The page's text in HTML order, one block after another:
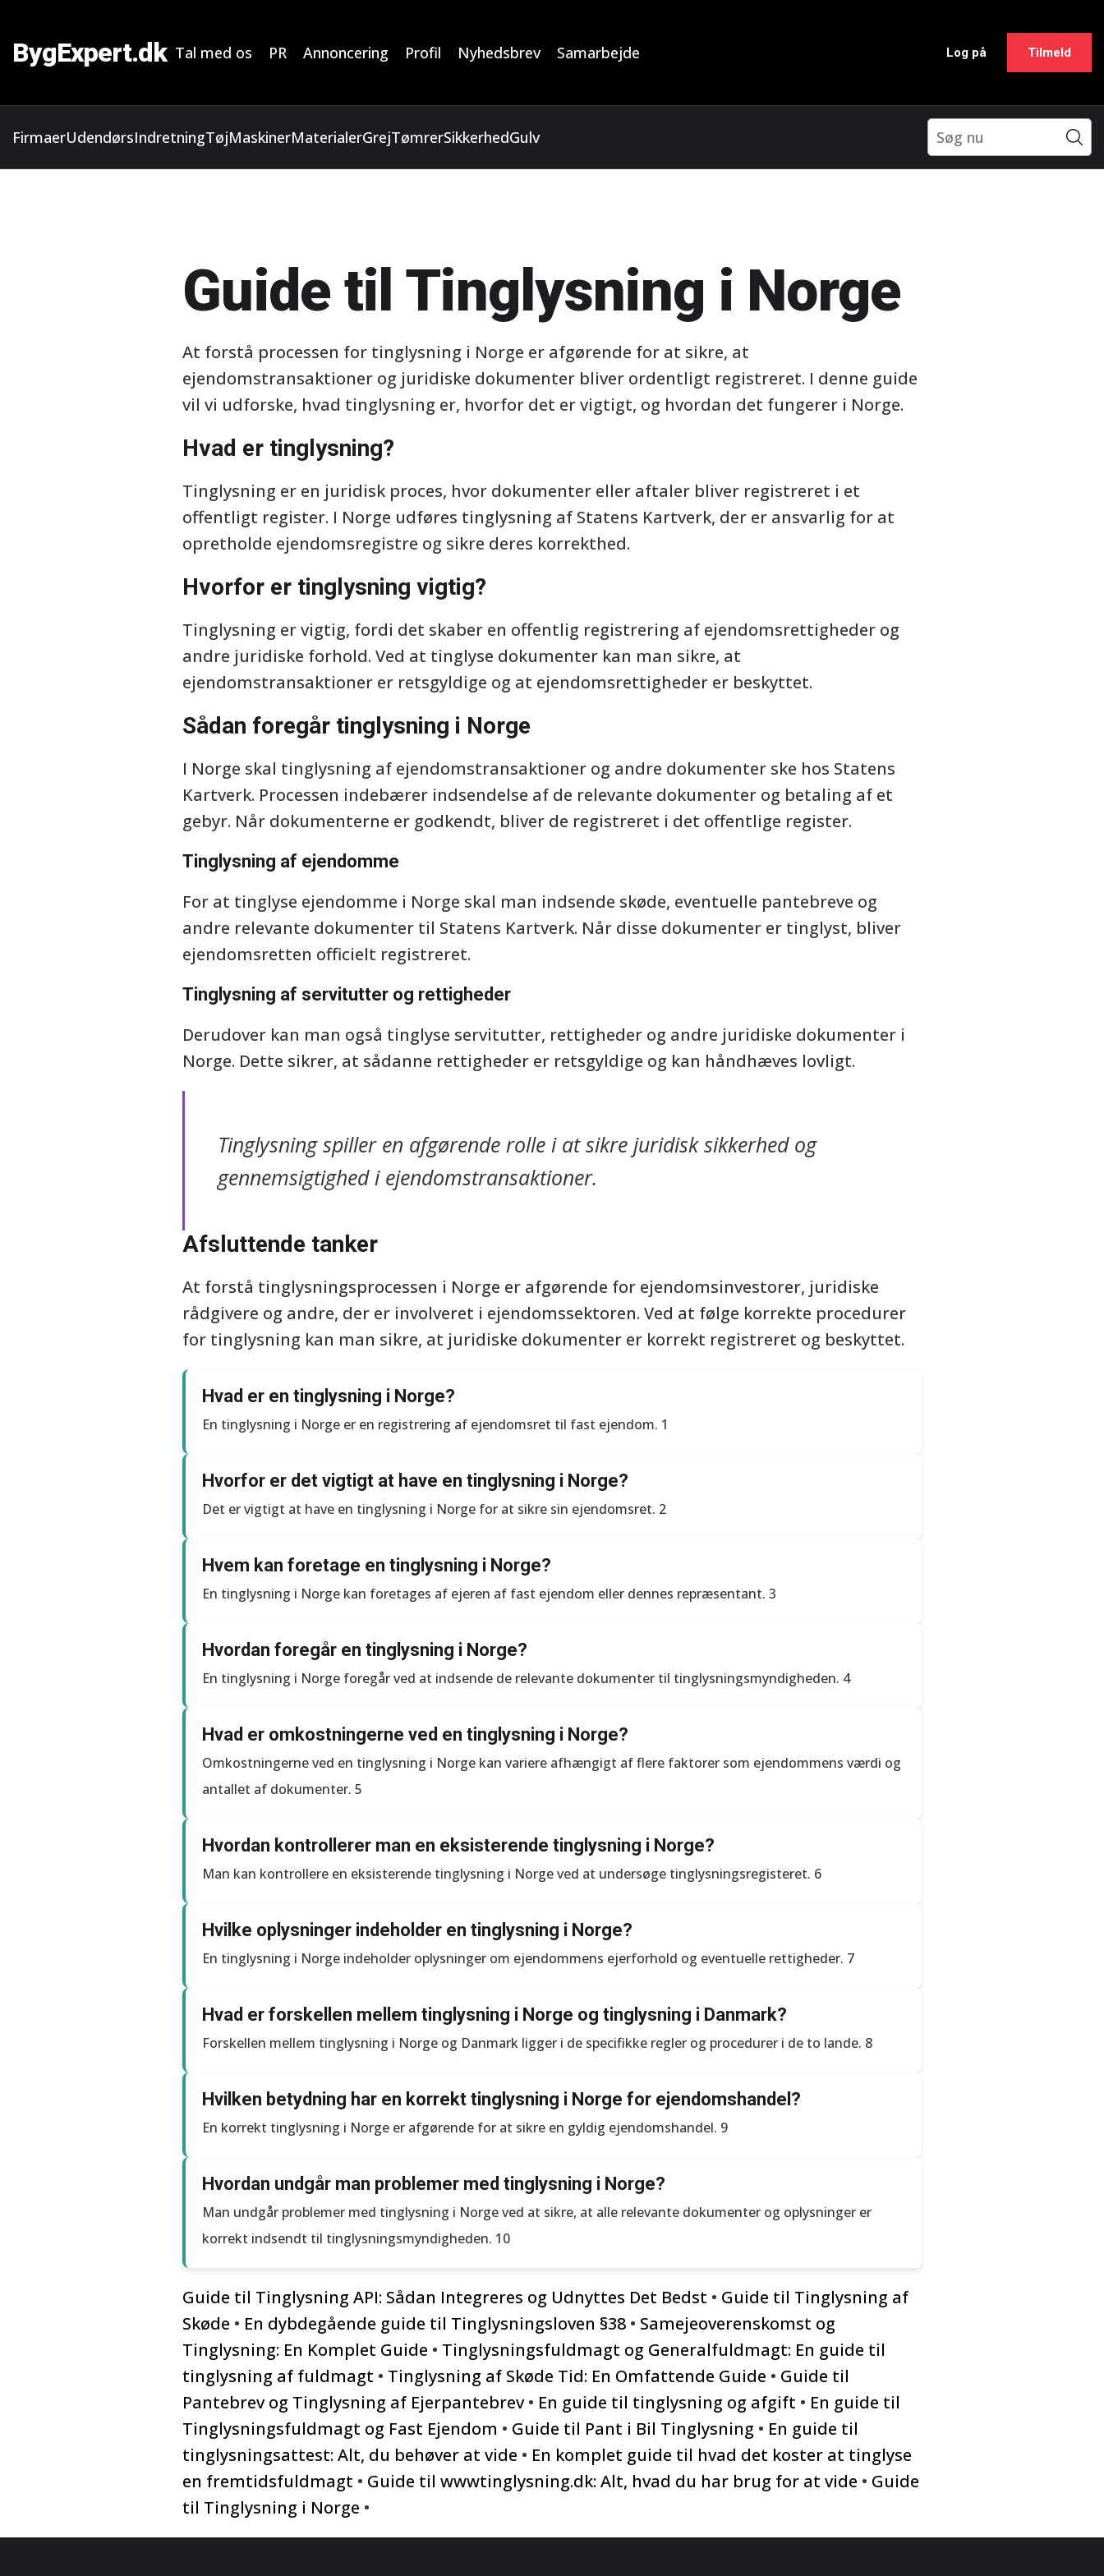
BygExpert.dk Tal med os PR Annoncering Profil Nyhedsbrev Samarbejde Log på Tilmeld
FirmaerUdendørsIndretningTøjMaskinerMaterialerGrejTømrerSikkerhedGulv
Guide til Tinglysning i Norge
At forstå processen for tinglysning i Norge er afgørende for at sikre, at
ejendomstransaktioner og juridiske dokumenter bliver ordentligt registreret. I denne guide
vil vi udforske, hvad tinglysning er, hvorfor det er vigtigt, og hvordan det fungerer i Norge.
Hvad er tinglysning?
Tinglysning er en juridisk proces, hvor dokumenter eller aftaler bliver registreret i et
offentligt register. I Norge udføres tinglysning af Statens Kartverk, der er ansvarlig for at
opretholde ejendomsregistre og sikre deres korrekthed.
Hvorfor er tinglysning vigtig?
Tinglysning er vigtig, fordi det skaber en offentlig registrering af ejendomsrettigheder og
andre juridiske forhold. Ved at tinglyse dokumenter kan man sikre, at
ejendomstransaktioner er retsgyldige og at ejendomsrettigheder er beskyttet.
Sådan foregår tinglysning i Norge
I Norge skal tinglysning af ejendomstransaktioner og andre dokumenter ske hos Statens
Kartverk. Processen indebærer indsendelse af de relevante dokumenter og betaling af et
gebyr. Når dokumenterne er godkendt, bliver de registreret i det offentlige register.
Tinglysning af ejendomme
For at tinglyse ejendomme i Norge skal man indsende skøde, eventuelle pantebreve og
andre relevante dokumenter til Statens Kartverk. Når disse dokumenter er tinglyst, bliver
ejendomsretten officielt registreret.
Tinglysning af servitutter og rettigheder
Derudover kan man også tinglyse servitutter, rettigheder og andre juridiske dokumenter i
Norge. Dette sikrer, at sådanne rettigheder er retsgyldige og kan håndhæves lovligt.
Tinglysning spiller en afgørende rolle i at sikre juridisk sikkerhed og
gennemsigtighed i ejendomstransaktioner.
Afsluttende tanker
At forstå tinglysningsprocessen i Norge er afgørende for ejendomsinvestorer, juridiske
rådgivere og andre, der er involveret i ejendomssektoren. Ved at følge korrekte procedurer
for tinglysning kan man sikre, at juridiske dokumenter er korrekt registreret og beskyttet.
Hvad er en tinglysning i Norge?
En tinglysning i Norge er en registrering af ejendomsret til fast ejendom. 1
Hvorfor er det vigtigt at have en tinglysning i Norge?
Det er vigtigt at have en tinglysning i Norge for at sikre sin ejendomsret. 2
Hvem kan foretage en tinglysning i Norge?
En tinglysning i Norge kan foretages af ejeren af fast ejendom eller dennes repræsentant. 3
Hvordan foregår en tinglysning i Norge?
En tinglysning i Norge foregår ved at indsende de relevante dokumenter til tinglysningsmyndigheden. 4
Hvad er omkostningerne ved en tinglysning i Norge?
Omkostningerne ved en tinglysning i Norge kan variere afhængigt af flere faktorer som ejendommens værdi og
antallet af dokumenter. 5
Hvordan kontrollerer man en eksisterende tinglysning i Norge?
Man kan kontrollere en eksisterende tinglysning i Norge ved at undersøge tinglysningsregisteret. 6
Hvilke oplysninger indeholder en tinglysning i Norge?
En tinglysning i Norge indeholder oplysninger om ejendommens ejerforhold og eventuelle rettigheder. 7
Hvad er forskellen mellem tinglysning i Norge og tinglysning i Danmark?
Forskellen mellem tinglysning i Norge og Danmark ligger i de specifikke regler og procedurer i de to lande. 8
Hvilken betydning har en korrekt tinglysning i Norge for ejendomshandel?
En korrekt tinglysning i Norge er afgørende for at sikre en gyldig ejendomshandel. 9
Hvordan undgår man problemer med tinglysning i Norge?
Man undgår problemer med tinglysning i Norge ved at sikre, at alle relevante dokumenter og oplysninger er
korrekt indsendt til tinglysningsmyndigheden. 10
Guide til Tinglysning API: Sådan Integreres og Udnyttes Det Bedst • Guide til Tinglysning af
Skøde • En dybdegående guide til Tinglysningsloven §38 • Samejeoverenskomst og
Tinglysning: En Komplet Guide • Tinglysningsfuldmagt og Generalfuldmagt: En guide til
tinglysning af fuldmagt • Tinglysning af Skøde Tid: En Omfattende Guide • Guide til
Pantebrev og Tinglysning af Ejerpantebrev• En guide til tinglysning og afgift • En guide til
Tinglysningsfuldmagt og Fast Ejendom • Guide til Pant i Bil Tinglysning • En guide til
tinglysningsattest: Alt, du behøver at vide • En komplet guide til hvad det koster at tinglyse
en fremtidsfuldmagt • Guide til wwwtinglysning.dk: Alt, hvad du har brug for at vide • Guide
til Tinglysning i Norge •